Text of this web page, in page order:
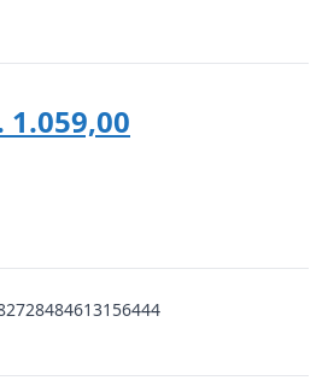
1.059,00
kr. 1.059,00.